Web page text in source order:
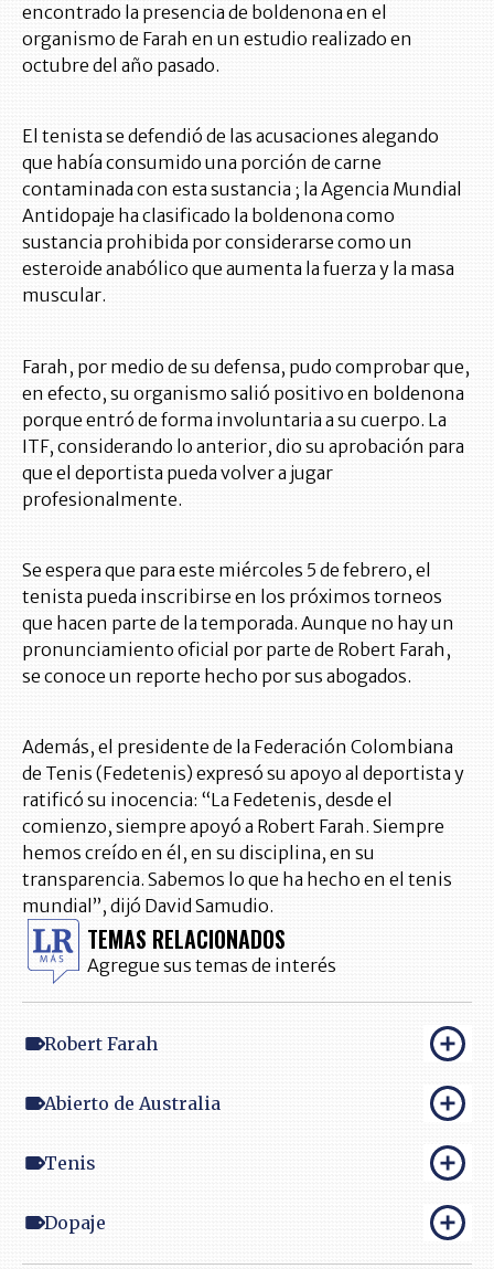
encontrado la presencia de boldenona en el
organismo de Farah en un estudio realizado en
octubre del año pasado.
El tenista se defendió de las acusaciones alegando
que había consumido una porción de carne
contaminada con esta sustancia ; la Agencia Mundial
Antidopaje ha clasificado la boldenona como
sustancia prohibida por considerarse como un
esteroide anabólico que aumenta la fuerza y la masa
muscular.
Farah, por medio de su defensa, pudo comprobar que,
en efecto, su organismo salió positivo en boldenona
porque entró de forma involuntaria a su cuerpo. La
ITF, considerando lo anterior, dio su aprobación para
que el deportista pueda volver a jugar
profesionalmente.
Se espera que para este miércoles 5 de febrero, el
tenista pueda inscribirse en los próximos torneos
que hacen parte de la temporada. Aunque no hay un
pronunciamiento oficial por parte de Robert Farah,
se conoce un reporte hecho por sus abogados.
Además, el presidente de la Federación Colombiana
de Tenis (Fedetenis) expresó su apoyo al deportista y
ratificó su inocencia: “La Fedetenis, desde el
comienzo, siempre apoyó a Robert Farah. Siempre
hemos creído en él, en su disciplina, en su
transparencia. Sabemos lo que ha hecho en el tenis
mundial”, dijó David Samudio.
TEMAS RELACIONADOS
Agregue sus temas de interés
Robert Farah
Abierto de Australia
Tenis
Dopaje